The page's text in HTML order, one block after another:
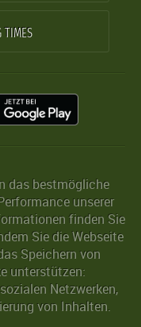
TIMES
das bestmögliche
unserer
finden Sie
Sie die Webseite
Speichern von
unterstützen:
Netzwerken,
von Inhalten.